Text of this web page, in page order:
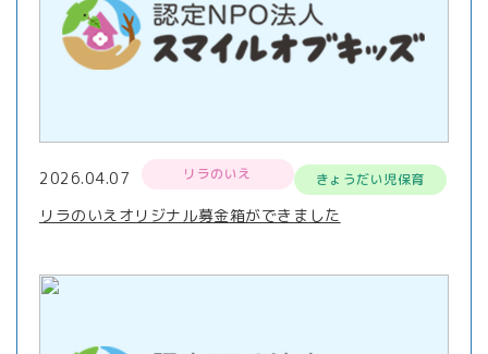
2026.04.07 リラのいえ きょうだい児保育
リラのいえオリジナル募金箱ができました